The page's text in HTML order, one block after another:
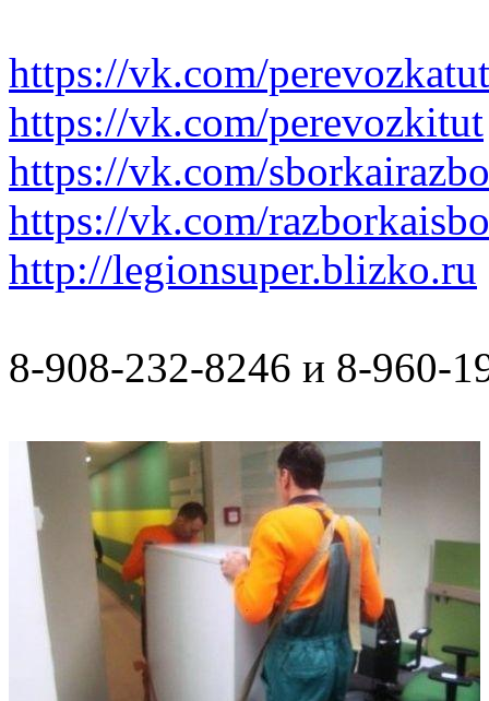
https://vk.com/perevozkatut
https://vk.com/perevozkitut
https://vk.com/
https://vk.com/
http://legionsuper.blizko.ru
8-908-232-8246 и 8-960-